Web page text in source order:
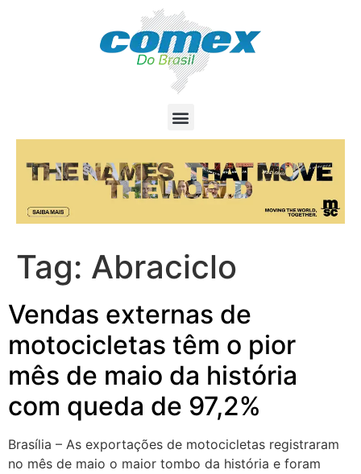
Tag: Abraciclo
Vendas externas de
motocicletas têm o pior
mês de maio da história
com queda de 97,2%
Brasília – As exportações de motocicletas registraram
no mês de maio o maior tombo da história e foram